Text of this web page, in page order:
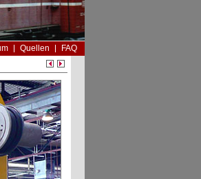
Quellen
FAQ